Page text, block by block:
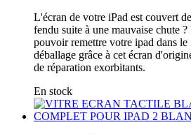
L'écran de votre iPad est couvert
fendu suite à une mauvaise chute
pouvoir remettre votre ipad dans le
déballage grâce à cet écran
de réparation exorbitants.
En stock